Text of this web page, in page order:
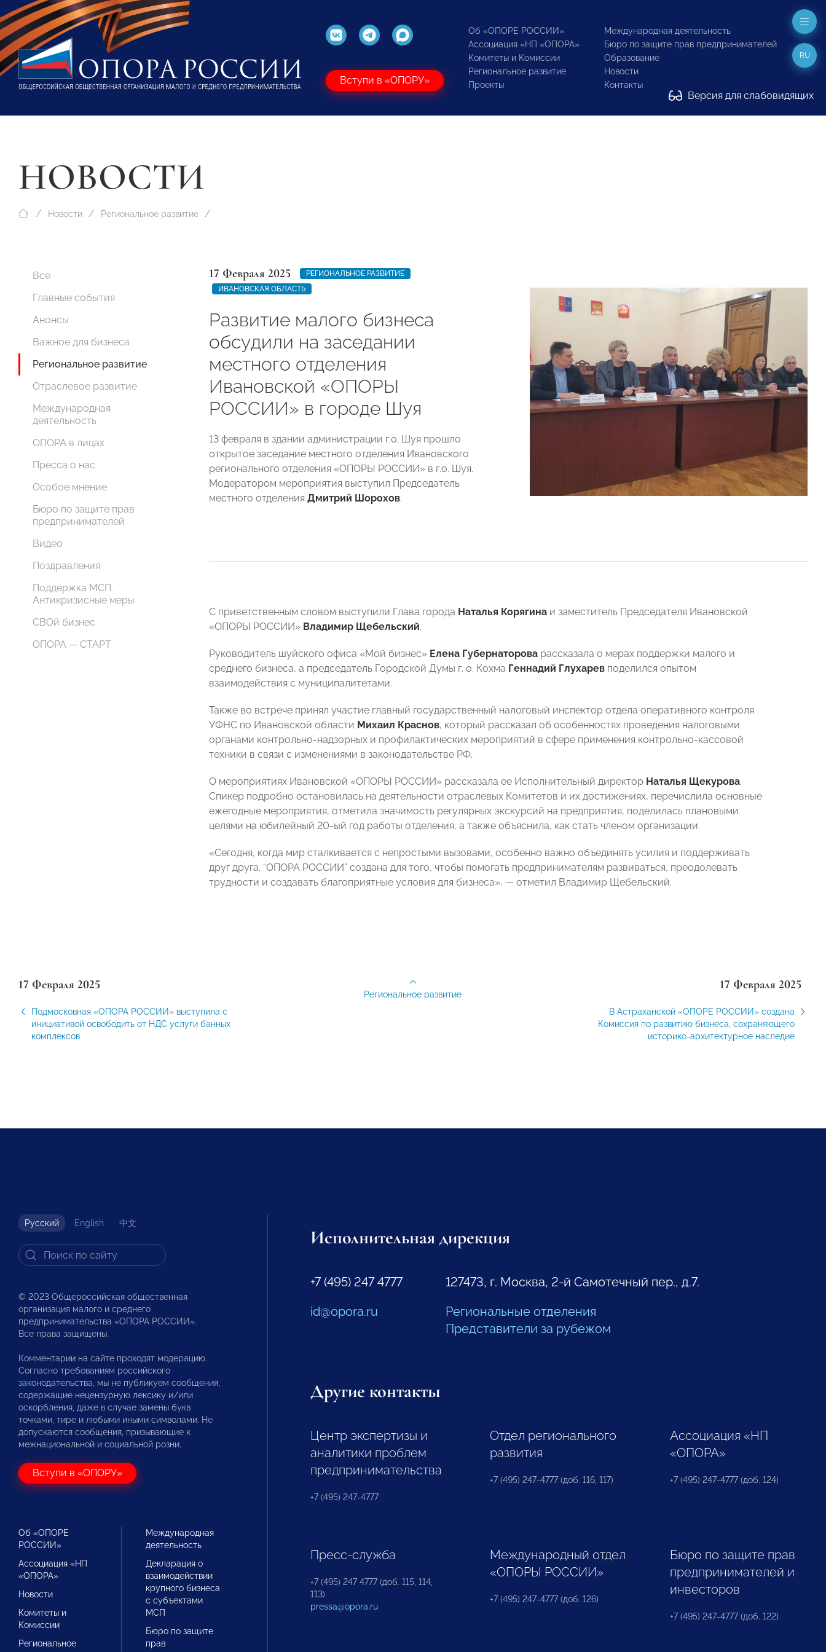
Вступи в «ОПОРУ»
Об «ОПОРЕ РОССИИ»
Ассоциация «НП «ОПОРА»
Комитеты и Комиссии
Региональное развитие
Проекты
Международная деятельность
Бюро по защите прав предпринимателей
Образование
Новости
Контакты
Версия для слабовидящих
RU
НОВОСТИ
Новости Региональное развитие
Все
Главные события
Анонсы
Важное для бизнеса
Региональное развитие
Отраслевое развитие
Международная
деятельность
ОПОРА в лицах
Пресса о нас
Особое мнение
Бюро по защите прав
предпринимателей
Видео
Поздравления
Поддержка МСП.
Антикризисные меры
СВОй бизнес
ОПОРА — СТАРТ
17 Февраля 2025
РЕГИОНАЛЬНОЕ РАЗВИТИЕ
ИВАНОВСКАЯ ОБЛАСТЬ
Развитие малого бизнеса
обсудили на заседании
местного отделения
Ивановской «ОПОРЫ
РОССИИ» в городе Шуя
13 февраля в здании администрации г.о. Шуя прошло
открытое заседание местного отделения Ивановского
регионального отделения «ОПОРЫ РОССИИ» в г.о. Шуя.
Модератором мероприятия выступил Председатель
местного отделения Дмитрий Шорохов.
С приветственным словом выступили Глава города Наталья Корягина и заместитель Председателя Ивановской
«ОПОРЫ РОССИИ» Владимир Щебельский.
Руководитель шуйского офиса «Мой бизнес» Елена Губернаторова рассказала о мерах поддержки малого и
среднего бизнеса, а председатель Городской Думы г. о. Кохма Геннадий Глухарев поделился опытом
взаимодействия с муниципалитетами.
Также во встрече принял участие главный государственный налоговый инспектор отдела оперативного контроля
УФНС по Ивановской области Михаил Краснов, который рассказал об особенностях проведения налоговыми
органами контрольно-надзорных и профилактических мероприятий в сфере применения контрольно-кассовой
техники в связи с изменениями в законодательстве РФ.
О мероприятиях Ивановской «ОПОРЫ РОССИИ» рассказала ее Исполнительный директор Наталья Щекурова.
Спикер подробно остановилась на деятельности отраслевых Комитетов и их достижениях, перечислила основные
ежегодные мероприятия, отметила значимость регулярных экскурсий на предприятия, поделилась плановыми
целями на юбилейный 20-ый год работы отделения, а также объяснила, как стать членом организации.
«Сегодня, когда мир сталкивается с непростыми вызовами, особенно важно объединять усилия и поддерживать
друг друга. “ОПОРА РОССИИ” создана для того, чтобы помогать предпринимателям развиваться, преодолевать
трудности и создавать благоприятные условия для бизнеса», — отметил Владимир Щебельский.
17 Февраля 2025
Подмосковная «ОПОРА РОССИИ» выступила с
инициативой освободить от НДС услуги банных
комплексов
17 Февраля 2025
В Астраханской «ОПОРЕ РОССИИ» создана
Комиссия по развитию бизнеса, сохраняющего
историко-архитектурное наследие
Региональное развитие
Русский English 中文
© 2023 Общероссийская общественная
организация малого и среднего
предпринимательства «ОПОРА РОССИИ».
Все права защищены.
Комментарии на сайте проходят модерацию.
Согласно требованиям российского
законодательства, мы не публикуем сообщения,
содержащие нецензурную лексику и/или
оскорбления, даже в случае замены букв
точками, тире и любыми иными символами. Не
допускаются сообщения, призывающие к
межнациональной и социальной розни.
Вступи в «ОПОРУ»
Об «ОПОРЕ
РОССИИ»
Ассоциация «НП
«ОПОРА»
Новости
Комитеты и
Комиссии
Региональное
Международная
деятельность
Декларация о
взаимодействии
крупного бизнеса
с субъектами
МСП
Бюро по защите
прав
Исполнительная дирекция
+7 (495) 247 4777
id@opora.ru
127473, г. Москва, 2-й Самотечный пер., д.7.
Региональные отделения
Представители за рубежом
Другие контакты
Центр экспертизы и
аналитики проблем
предпринимательства
+7 (495) 247-4777
Отдел регионального
развития
+7 (495) 247-4777 (доб. 116, 117)
Ассоциация «НП
«ОПОРА»
+7 (495) 247-4777 (доб. 124)
Пресс-служба
+7 (495) 247 4777 (доб. 115, 114,
113)
pressa@opora.ru
Международный отдел
«ОПОРЫ РОССИИ»
+7 (495) 247-4777 (доб. 126)
Бюро по защите прав
предпринимателей и
инвесторов
+7 (495) 247-4777 (доб. 122)